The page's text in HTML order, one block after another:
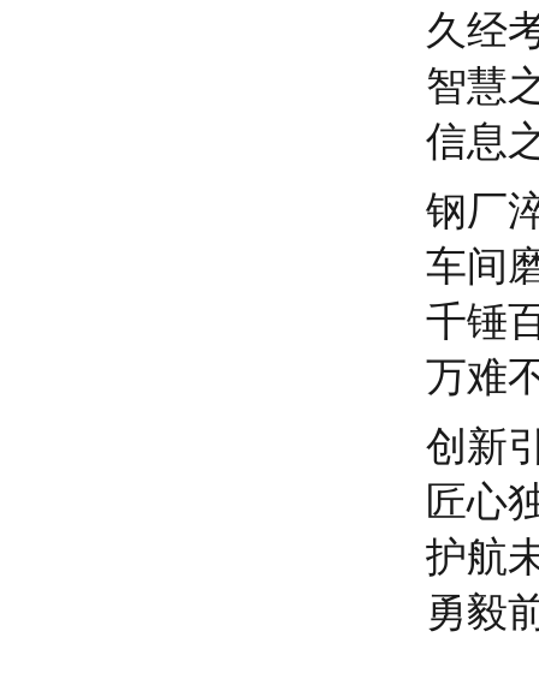
久经
智慧
信息
钢厂
车间
千锤
万难
创新
匠心
护航
勇毅